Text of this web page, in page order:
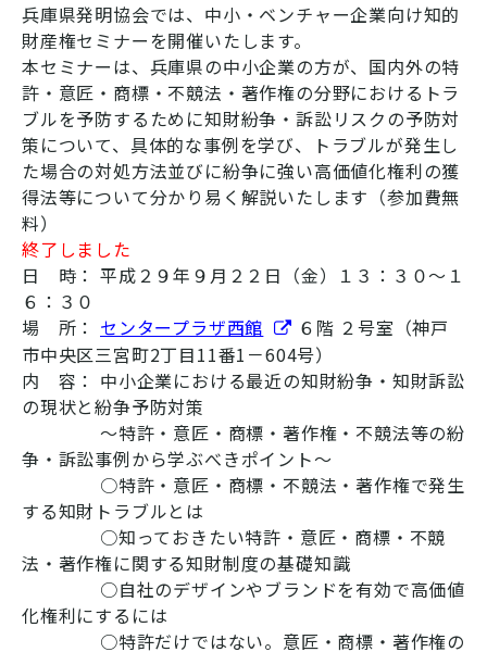
兵庫県発明協会では、中小・ベンチャー企業向け知的
財産権セミナーを開催いたします。
本セミナーは、兵庫県の中小企業の方が、国内外の特
許・意匠・商標・不競法・著作権の分野におけるトラ
ブルを予防するために知財紛争・訴訟リスクの予防対
策について、具体的な事例を学び、トラブルが発生し
た場合の対処方法並びに紛争に強い高価値化権利の獲
得法等について分かり易く解説いたします（参加費無
料）
終了しました
日 時： 平成２９年９月２２日（金）１３：３０～１
６：３０
場 所： センタープラザ西館
６階 ２号室（神戸
市中央区三宮町2丁目11番1－604号）
内 容： 中小企業における最近の知財紛争・知財訴訟
の現状と紛争予防対策
～特許・意匠・商標・著作権・不競法等の紛
争・訴訟事例から学ぶべきポイント～
○特許・意匠・商標・不競法・著作権で発生
する知財トラブルとは
○知っておきたい特許・意匠・商標・不競
法・著作権に関する知財制度の基礎知識
○自社のデザインやブランドを有効で高価値
化権利にするには
○特許だけではない。意匠・商標・著作権の